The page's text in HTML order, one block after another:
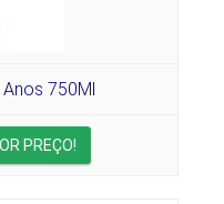
750Ml
PREÇO!